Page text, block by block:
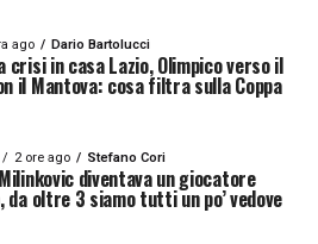
un punto di
un nuovo punto di
riprendersi la Lazio,
Lazzari per continuare a
DELLA LAZIO
ago Dario Bartolucci
crisi in casa Lazio, Olimpico verso il
il Mantova: cosa filtra sulla Coppa
2 ore ago Stefano Cori
diventava un giocatore
da oltre 3 siamo tutti un po’ vedove